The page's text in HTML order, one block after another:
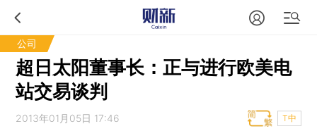
公司
超日太阳董事长：正与进行欧美电
站交易谈判
2013年01月05日 17:46 T中